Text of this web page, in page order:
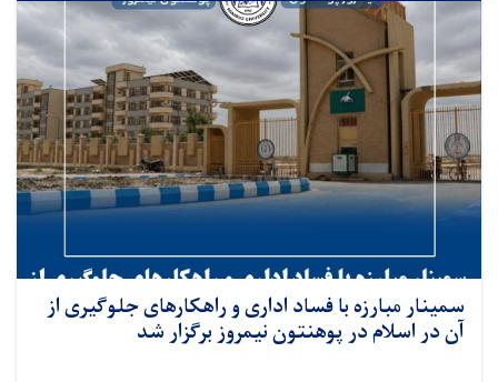
سمینار مبارزه با فساد اداری و راهکارهای جلوگیری از
آن در اسلام در پوهنتون نیمروز برگزار شد